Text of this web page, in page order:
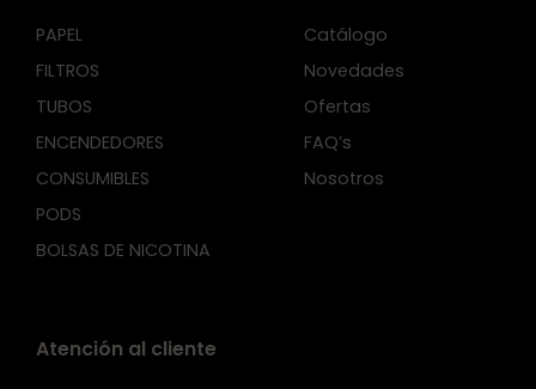
PAPEL
FILTROS
TUBOS
ENCENDEDORES
CONSUMIBLES
PODS
BOLSAS DE NICOTINA
Catálogo
Novedades
Ofertas
FAQ’s
Nosotros
Atención al cliente